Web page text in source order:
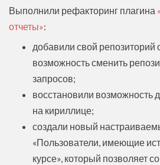
Выполнили рефакторинг плагина
отчеты»:
добавили свой репозиторий
возможность сменить
запросов;
восстановили возможность
на кириллице;
создали новый
«Пользователи, имеющие
курсе», который позволяет